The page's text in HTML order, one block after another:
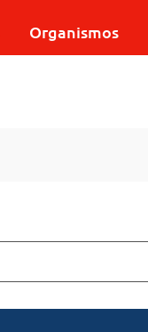
Organismos